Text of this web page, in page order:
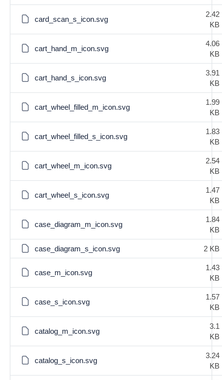
card_scan_s_icon.svg
2.42
KB
cart_hand_m_icon.svg
4.06
KB
cart_hand_s_icon.svg
3.91
KB
cart_wheel_filled_m_icon.svg
1.99
KB
cart_wheel_filled_s_icon.svg
1.83
KB
cart_wheel_m_icon.svg
2.54
KB
cart_wheel_s_icon.svg
1.47
KB
case_diagram_m_icon.svg
1.84
KB
case_diagram_s_icon.svg 2 KB
case_m_icon.svg
1.43
KB
case_s_icon.svg
1.57
KB
catalog_m_icon.svg
3.1
KB
catalog_s_icon.svg
3.24
KB